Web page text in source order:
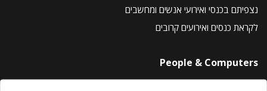
נצפיתם בכנסי ואירועי אנשים ומחשבים
לקראת כנסים ואירועים קרובים
People & Computers
About Us